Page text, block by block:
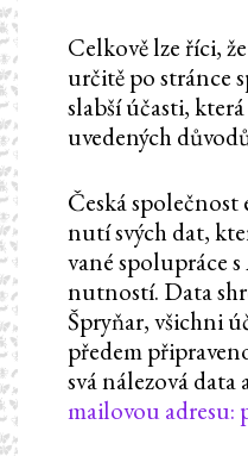
Celkově lze říci,
určitě po stránce
slabší účasti, která
uvedených
Česká
nutí svých dat,
vané spolupráce
nutností. Data
Špryňar, všichni
předem
svá nálezová data
mailovou adresu: